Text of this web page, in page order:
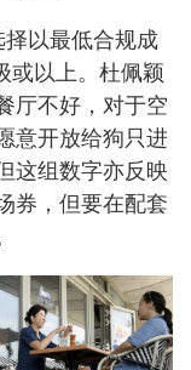
以最低合规成
或以上。杜佩颖
厅不好，对于空
意开放给狗只进
这组数字亦反映
券，但要在配套